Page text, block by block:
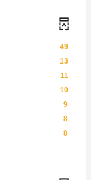
49
13
11
10
9
8
8